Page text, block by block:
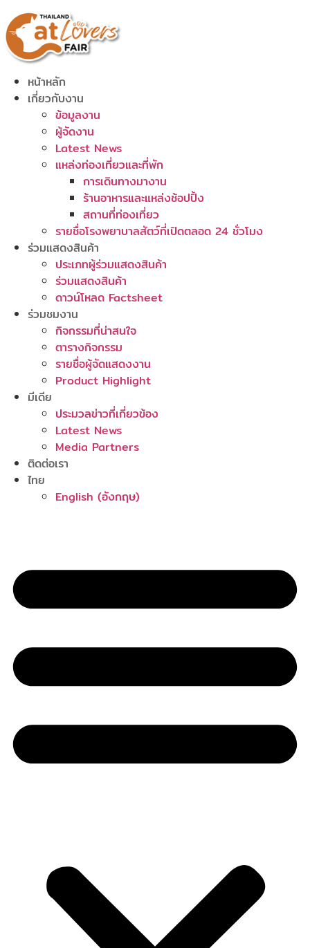
to
content
หน้าหลัก
เกี่ยวกับงาน
ข้อมูลงาน
ผู้จัดงาน
Latest News
แหล่งท่องเที่ยวและที่พัก
การเดินทางมางาน
ร้านอาหารและแหล่งช้อปปิ้ง
สถานที่ท่องเที่ยว
รายชื่อโรงพยาบาลสัตว์ที่เปิดตลอด 24 ชั่วโมง
ร่วมแสดงสินค้า
ประเภทผู้ร่วมแสดงสินค้า
ร่วมแสดงสินค้า
ดาวน์โหลด Factsheet
ร่วมชมงาน
กิจกรรมที่น่าสนใจ
ตารางกิจกรรม
รายชื่อผู้จัดแสดงงาน
Product Highlight
มีเดีย
ประมวลข่าวที่เกี่ยวข้อง
Latest News
Media Partners
ติดต่อเรา
ไทย
English (อังกฤษ)